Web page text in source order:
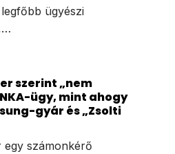
ügyészi
szerint „nem
ügy, mint ahogy
gyár és „Zsolti
egy számonkérő